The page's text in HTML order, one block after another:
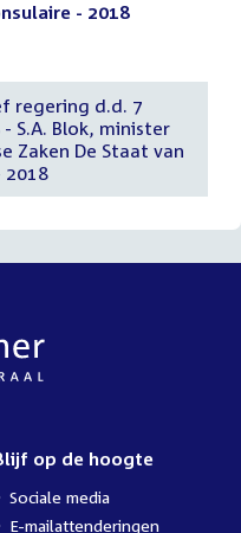
- 2018
regering d.d. 7
S.A. Blok, minister
Zaken De Staat van
2018
op de hoogte
Sociale media
E-mailattenderingen